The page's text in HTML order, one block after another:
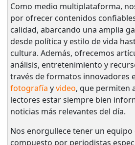
Como medio multiplataforma,
por ofrecer contenidos
calidad, abarcando una amplia
desde política y estilo de vida
cultura. Además, ofrecemos
análisis, entretenimiento y
través de formatos innovadores
fotografía yvideo, que permiten
lectores estar siempre bien
noticias más relevantes del día.
Nos enorgullece tener un
compuesto por periodistas